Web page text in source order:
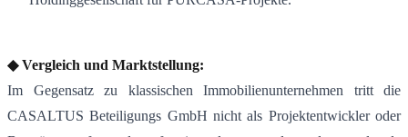
◆ Vergleich und Marktstellung:
Im Gegensatz zu klassischen Immobilienunternehmen tritt die
CASALTUS Beteiligungs GmbH nicht als Projektentwickler oder